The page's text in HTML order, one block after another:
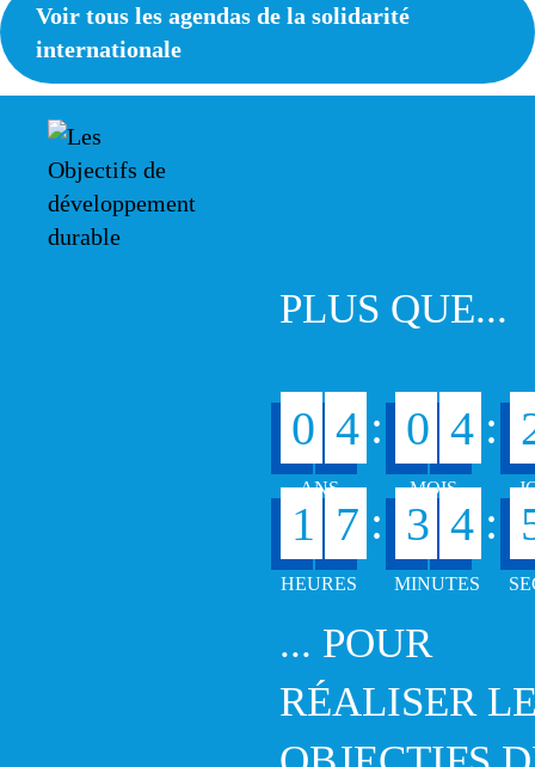
Voir tous les agendas de la solidarité
internationale
PLUS QUE...
0 4 : 0 4 :
1 7 : 3 4 :
... POUR
RÉALISER